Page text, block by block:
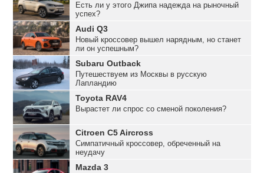
Есть ли у этого Джипа надежда на рыночный
успех?
Audi Q3
Новый кроссовер вышел нарядным, но станет
ли он успешным?
Subaru Outback
Путешествуем из Москвы в русскую
Лапландию
Toyota RAV4
Вырастет ли спрос со сменой поколения?
Citroen C5 Aircross
Симпатичный кроссовер, обреченный на
неудачу
Mazda 3